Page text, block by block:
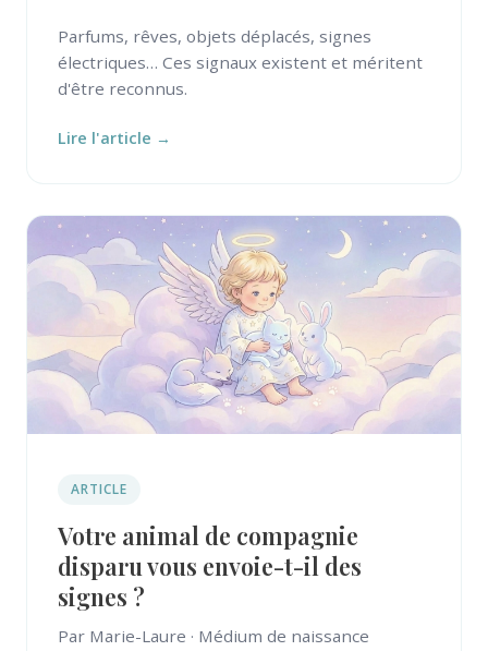
Parfums, rêves, objets déplacés, signes
électriques… Ces signaux existent et méritent
d'être reconnus.
Lire l'article →
ARTICLE
Votre animal de compagnie
disparu vous envoie-t-il des
signes ?
Par Marie-Laure · Médium de naissance